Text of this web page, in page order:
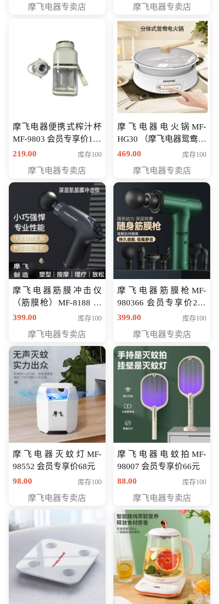
摩飞电器专卖店 摩飞电器专卖店
摩飞电器便携式榨汁杯
MF-9803 会员专享价138
元
219.00 库存100
摩飞电器专卖店
摩飞电器电火锅MF-
HG30 （摩飞电器鸳鸯锅
MF-HG30 ） 会员专享价
469.00 库存100
摩飞电器专卖店
摩飞电器筋膜冲击仪
（筋膜枪）MF-8188 会
员专享价268元
399.00 库存100
摩飞电器专卖店
摩飞电器筋膜枪MF-
980366 会员专享价299
元
399.00 库存100
摩飞电器专卖店
摩飞电器灭蚊灯MF-
98552 会员专享价68元
98.00
库存100
摩飞电器专卖店
摩飞电器电蚊拍MF-
98007 会员专享价66元
88.00
库存100
摩飞电器专卖店